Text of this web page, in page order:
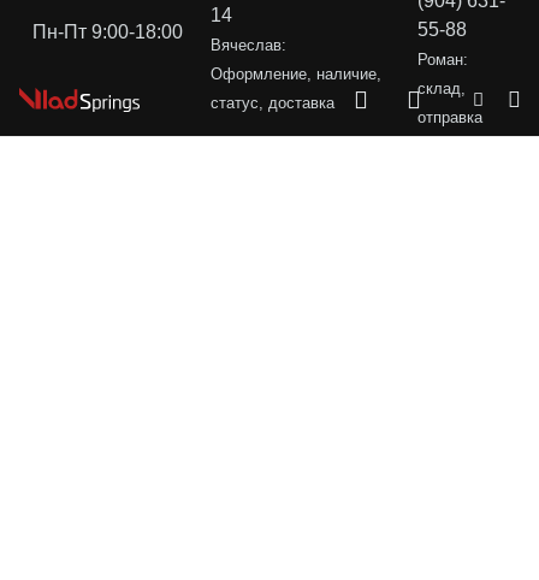
Пн-Пт 9:00-18:00
14
Вячеслав:
Оформление, наличие,
статус, доставка
55-88
Роман:
склад,
отправка